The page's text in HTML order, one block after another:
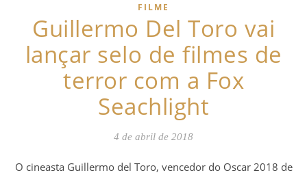
FILME
Guillermo Del Toro vai
lançar selo de filmes de
terror com a Fox
Seachlight
4 de abril de 2018
O cineasta Guillermo del Toro, vencedor do Oscar 2018 de